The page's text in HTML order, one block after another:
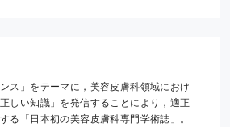
ス」をテーマに，美容皮膚科領域におけ
しい知識」を発信することにより，適正
る「日本初の美容皮膚科専門学術誌」。